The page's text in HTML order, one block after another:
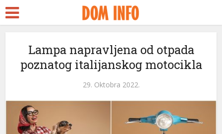
Lampa napravljena od otpada
poznatog italijanskog motocikla
29. Oktobra 2022.